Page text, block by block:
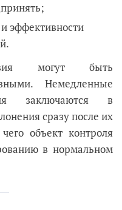
эффективности
могут быть
Немедленные
заключаются в
сразу после их
объект контроля
в нормальном